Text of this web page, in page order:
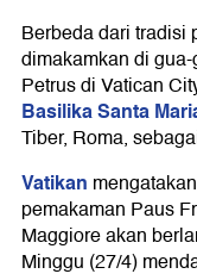
Berbeda dari tradisi
dimakamkan di
Petrus di Vatican
Basilika Santa
Tiber, Roma,
Vatikan
pemakaman Paus
Maggiore akan
Minggu (27/4)